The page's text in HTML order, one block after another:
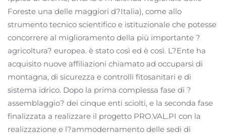
Foreste una delle maggiori d?Italia), come allo
strumento tecnico scientifico e istituzionale che potesse
concorrere al miglioramento della più importante ?
agricoltura? europea. è stato così ed è così. L?Ente ha
acquisito nuove affiliazioni chiamato ad occuparsi di
montagna, di sicurezza e controlli fitosanitari e di
sistema idrico. Dopo la prima complessa fase di ?
assemblaggio? dei cinque enti sciolti, e la seconda fase
finalizzata a realizzare il progetto PRO.VAL.PI con la
realizzazione e l?ammodernamento delle sedi di